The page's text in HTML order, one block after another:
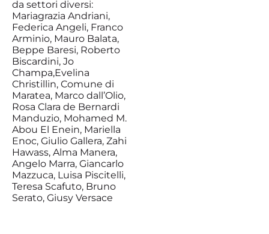
da settori diversi:
Mariagrazia Andriani,
Federica Angeli, Franco
Arminio, Mauro Balata,
Beppe Baresi, Roberto
Biscardini, Jo
Champa,Evelina
Christillin, Comune di
Maratea, Marco dall’Olio,
Rosa Clara de Bernardi
Manduzio, Mohamed M.
Abou El Enein, Mariella
Enoc, Giulio Gallera, Zahi
Hawass, Alma Manera,
Angelo Marra, Giancarlo
Mazzuca, Luisa Piscitelli,
Teresa Scafuto, Bruno
Serato, Giusy Versace